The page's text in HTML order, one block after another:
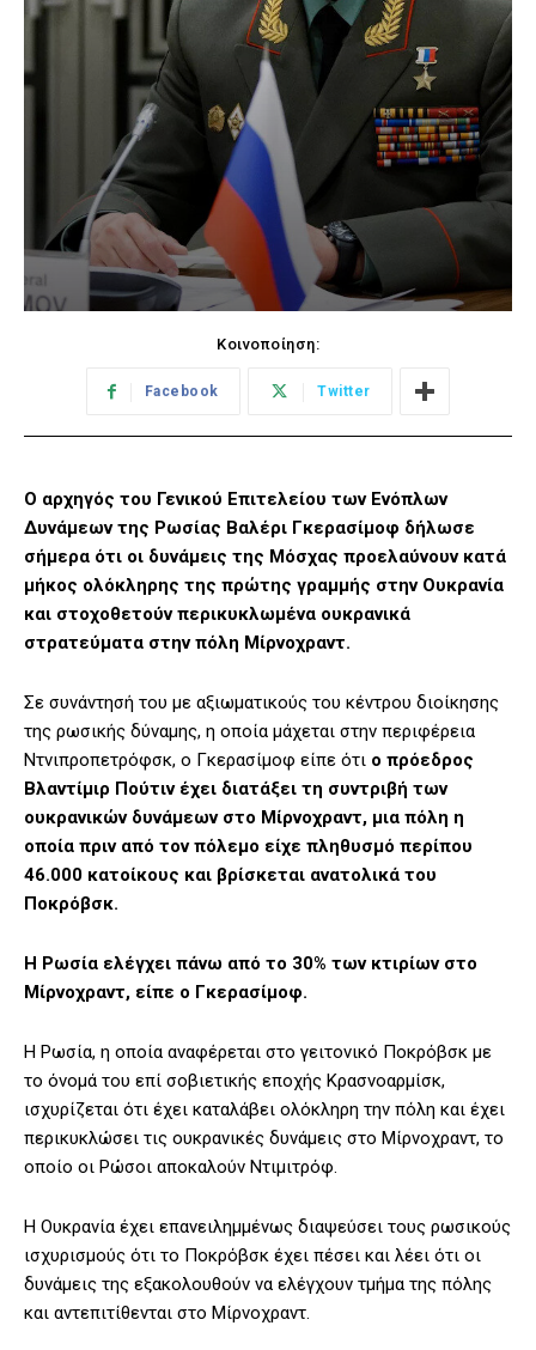
Κοινοποίηση:
Facebook Twitter
O αρχηγός του Γενικού Επιτελείου των Ενόπλων
Δυνάμεων της Ρωσίας Βαλέρι Γκερασίμοφ δήλωσε
σήμερα ότι οι δυνάμεις της Μόσχας προελαύνουν κατά
μήκος ολόκληρης της πρώτης γραμμής στην Ουκρανία
και στοχοθετούν περικυκλωμένα ουκρανικά
στρατεύματα στην πόλη Μίρνοχραντ.
Σε συνάντησή του με αξιωματικούς του κέντρου διοίκησης
της ρωσικής δύναμης, η οποία μάχεται στην περιφέρεια
Ντνιπροπετρόφσκ, ο Γκερασίμοφ είπε ότι ο πρόεδρος
Βλαντίμιρ Πούτιν έχει διατάξει τη συντριβή των
ουκρανικών δυνάμεων στο Μίρνοχραντ, μια πόλη η
οποία πριν από τον πόλεμο είχε πληθυσμό περίπου
46.000 κατοίκους και βρίσκεται ανατολικά του
Ποκρόβσκ.
Η Ρωσία ελέγχει πάνω από το 30% των κτιρίων στο
Μίρνοχραντ, είπε ο Γκερασίμοφ.
Η Ρωσία, η οποία αναφέρεται στο γειτονικό Ποκρόβσκ με
το όνομά του επί σοβιετικής εποχής Κρασνοαρμίσκ,
ισχυρίζεται ότι έχει καταλάβει ολόκληρη την πόλη και έχει
περικυκλώσει τις ουκρανικές δυνάμεις στο Μίρνοχραντ, το
οποίο οι Ρώσοι αποκαλούν Ντιμιτρόφ.
Η Ουκρανία έχει επανειλημμένως διαψεύσει τους ρωσικούς
ισχυρισμούς ότι το Ποκρόβσκ έχει πέσει και λέει ότι οι
δυνάμεις της εξακολουθούν να ελέγχουν τμήμα της πόλης
και αντεπιτίθενται στο Μίρνοχραντ.